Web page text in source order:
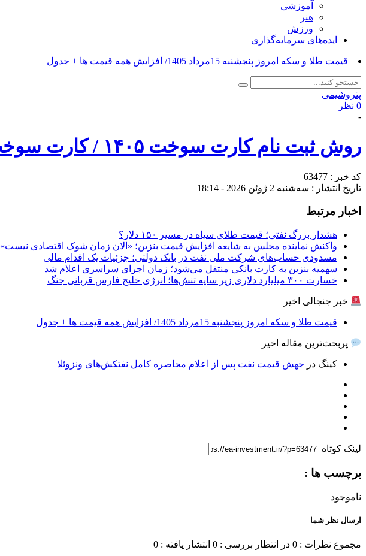
آموزشی
هنر
ورزش
ایده‌های سرمایه‌گذاری
قیمت طلا و سکه امروز پنجشنبه 15مرداد 1405/ افزایش همه قیمت ها + جدول_
پتروشیمی
0 نظر
-
روش ثبت نام کارت سوخت ۱۴۰۵ / کارت سوخت را ۴۸ ساعت تحویل بگیرید
کد خبر : 63477
تاریخ انتشار : سه‌شنبه 2 ژوئن 2026 - 18:14
اخبار مرتبط
هشدار بزرگ نفتی؛ قیمت طلای سیاه در مسیر ۱۵۰ دلار؟
واکنش نماینده مجلس به شایعه افزایش قیمت بنزین؛ «الان زمان شوک اقتصادی نیست»
مسدودی حساب‌های شرکت ملی نفت در بانک دولتی؛ جزئیات یک اقدام مالی
سهمیه بنزین به کارت بانکی منتقل می‌شود؛ زمان اجرای سراسری اعلام شد
خسارت ۳۰۰ میلیارد دلاری زیر سایه تنش‌ها؛ انرژی خلیج فارس قربانی جنگ
خبر جنجالی اخیر
قیمت طلا و سکه امروز پنجشنبه 15مرداد 1405/ افزایش همه قیمت ها + جدول
پربحث‌ترین مقاله اخیر
کینگ در جهش قیمت نفت پس از اعلام محاصره کامل نفتکش‌های ونزوئلا
لینک کوتاه
برچسب ها :
ناموجود
ارسال نظر شما
مجموع نظرات : 0 در انتظار بررسی : 0 انتشار یافته : 0